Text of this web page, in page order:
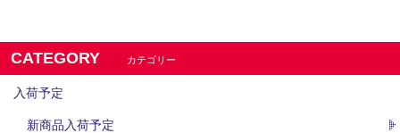
CATEGORY カテゴリー
入荷予定
新商品入荷予定